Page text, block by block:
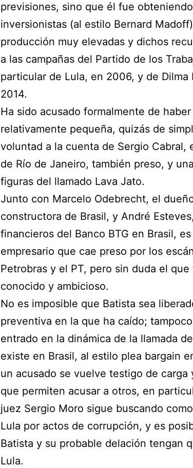
previsiones, sino que él fue
inversionistas (al estilo Bernard
producción muy elevadas y dichos
a las campañas del Partido de los
particular de Lula, en 2006, y de Dilma
2014.
Ha sido acusado formalmente de
relativamente pequeña, quizás de
voluntad a la cuenta de Sergio Cabral,
de Río de Janeiro, también preso, y
figuras del llamado Lava Jato.
Junto con Marcelo Odebrecht, el
constructora de Brasil, y André
financieros del Banco BTG en Brasil,
empresario que cae preso por los
Petrobras y el PT, pero sin duda el
conocido y ambicioso.
No es imposible que Batista sea
preventiva en la que ha caído;
entrado en la dinámica de la llamada
existe en Brasil, al estilo plea bargain
un acusado se vuelve testigo de
que permiten acusar a otros, en
juez Sergio Moro sigue buscando
Lula por actos de corrupción, y es
Batista y su probable delación tengan
Lula.